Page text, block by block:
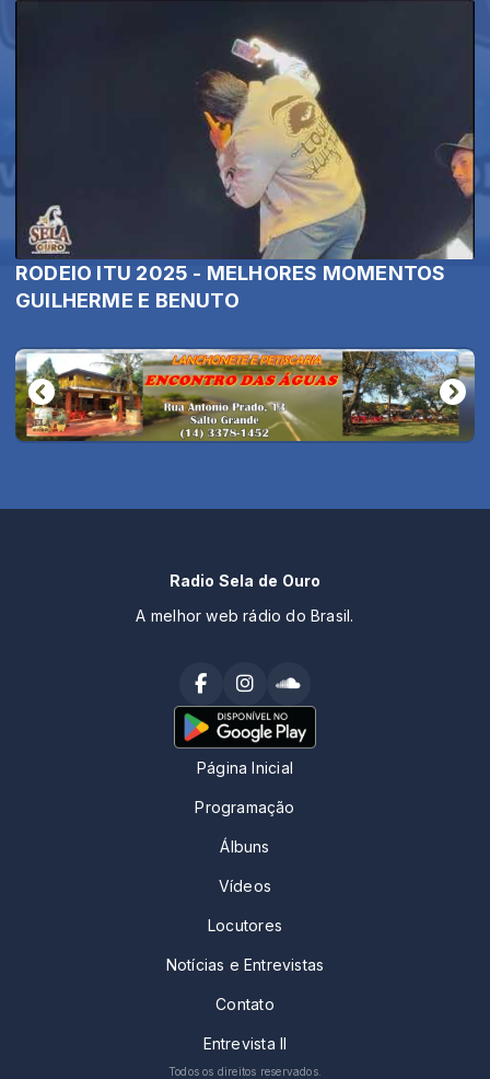
RODEIO ITU 2025 - MELHORES MOMENTOS
GUILHERME E BENUTO
Radio Sela de Ouro
A melhor web rádio do Brasil.
Página Inicial
Programação
Álbuns
Vídeos
Locutores
Notícias e Entrevistas
Contato
Entrevista II
Todos os direitos reservados.